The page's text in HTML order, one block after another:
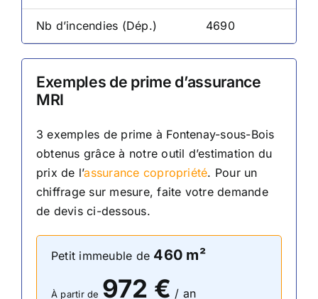
Nb d’incendies (Dép.) 4690
Exemples de prime d’assurance
MRI
3 exemples de prime à Fontenay-sous-Bois
obtenus grâce à notre outil d’estimation du
prix de l’assurance copropriété. Pour un
chiffrage sur mesure, faite votre demande
de devis ci-dessous.
Petit immeuble de 460 m²
À partir de 972 € / an